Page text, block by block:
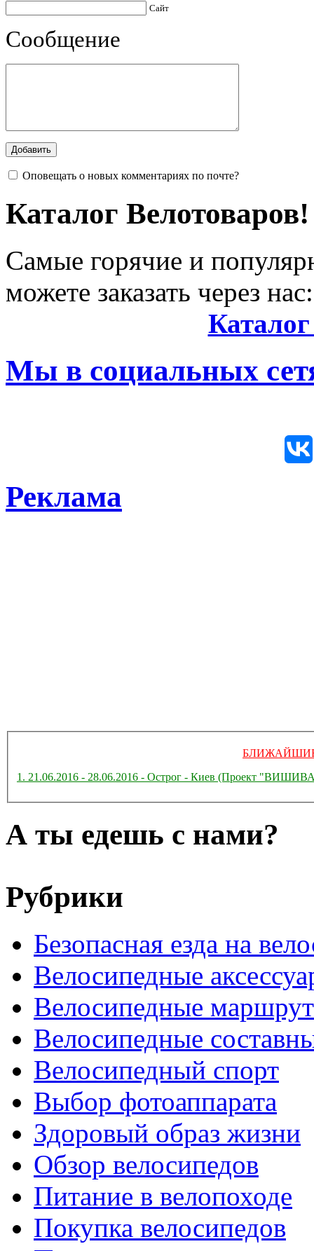
Сайт
Сообщение
Оповещать о новых комментариях по почте?
Каталог Велотоваров!
Самые горячие и
можете заказать через нас:
Мы в социальных
Реклама
1. 21.06.2016 - 28.06.2016 - Острог - Киев (Проект
А ты едешь с нами?
Рубрики
Безопасная езда на
Велосипедные
Велосипедные
Велосипедные
Велосипедный спорт
Выбор фотоаппарата
Здоровый образ жизни
Обзор велосипедов
Питание в велопоходе
Покупка велосипедов